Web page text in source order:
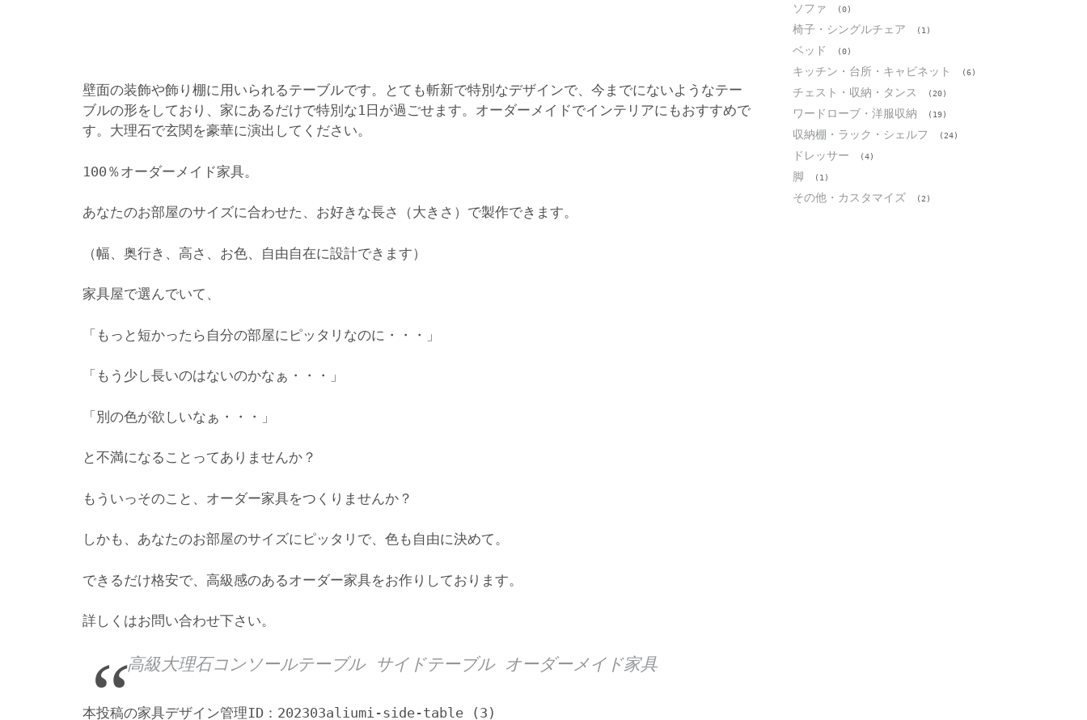
壁面の装飾や飾り棚に用いられるテーブルです。とても斬新で特別なデザインで、今までにないようなテー
ブルの形をしており、家にあるだけで特別な1日が過ごせます。オーダーメイドでインテリアにもおすすめで
す。大理石で玄関を豪華に演出してください。
100％オーダーメイド家具。
あなたのお部屋のサイズに合わせた、お好きな長さ（大きさ）で製作できます。
（幅、奥行き、高さ、お色、自由自在に設計できます）
家具屋で選んでいて、
「もっと短かったら自分の部屋にピッタリなのに・・・」
「もう少し長いのはないのかなぁ・・・」
「別の色が欲しいなぁ・・・」
と不満になることってありませんか？
もういっそのこと、オーダー家具をつくりませんか？
しかも、あなたのお部屋のサイズにピッタリで、色も自由に決めて。
できるだけ格安で、高級感のあるオーダー家具をお作りしております。
詳しくはお問い合わせ下さい。
高級大理石コンソールテーブル サイドテーブル オーダーメイド家具
本投稿の家具デザイン管理ID：202303aliumi-side-table (3)
ソファ (0)
椅子・シングルチェア (1)
ベッド (0)
キッチン・台所・キャビネット (6)
チェスト・収納・タンス (20)
ワードローブ・洋服収納 (19)
収納棚・ラック・シェルフ (24)
ドレッサー (4)
脚 (1)
その他・カスタマイズ (2)